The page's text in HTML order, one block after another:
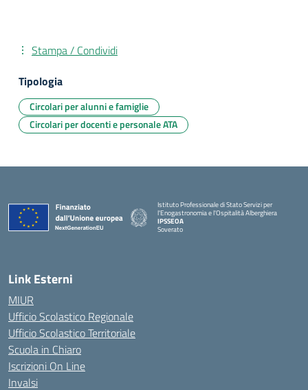
Stampa / Condividi
Tipologia
Circolari per alunni e famiglie
Circolari per docenti e personale ATA
Istituto Professionale di Stato Servizi per
l'Enogastronomia e l'Ospitalità Alberghiera
IPSSEOA
Soverato
Link Esterni
MIUR
Ufficio Scolastico Regionale
Ufficio Scolastico Territoriale
Scuola in Chiaro
Iscrizioni On Line
Invalsi